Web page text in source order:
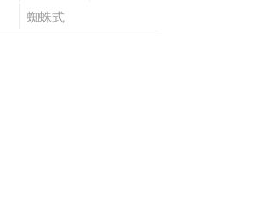
高空作
业平台
蜘蛛式